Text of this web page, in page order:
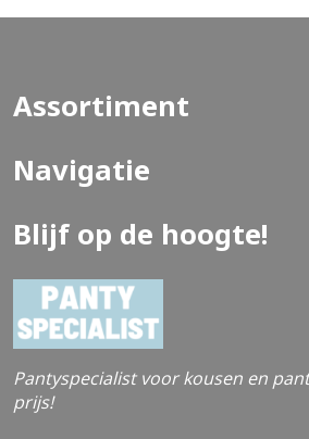
Assortiment
Navigatie
Blijf op de hoogte!
Pantyspecialist voor kousen en
prijs!